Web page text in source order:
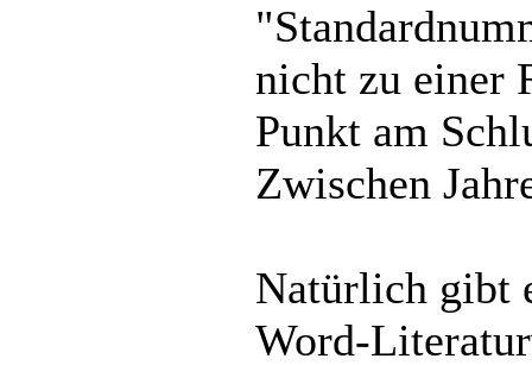
nicht zu einer
Punkt am
Zwischen
Natürlich gibt
Word-